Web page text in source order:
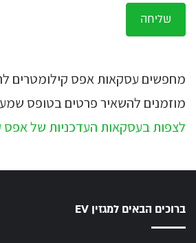
שליחה
מחפשים עסקאות אפס קילומטרים
מוזמנים להשאיר פרטים בטופס
לצפות בעסקאות העדכניות של אפס
ברוכים הבאים למגזין EV